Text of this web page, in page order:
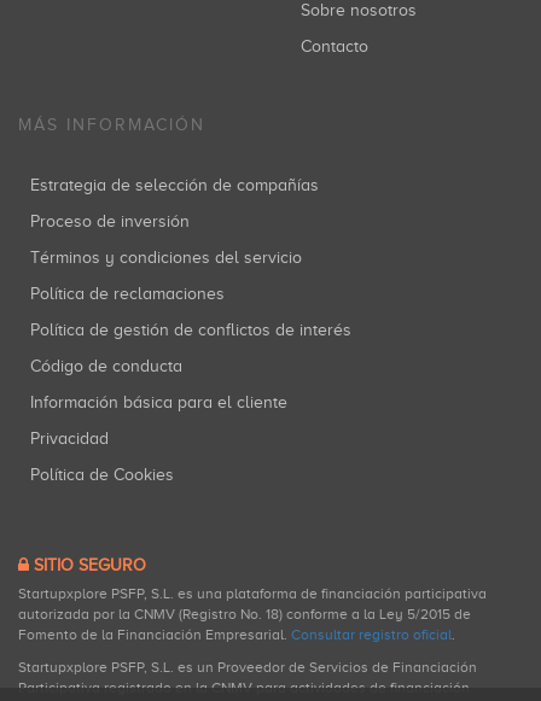
Sobre nosotros
Contacto
MÁS INFORMACIÓN
Estrategia de selección de compañías
Proceso de inversión
Términos y condiciones del servicio
Política de reclamaciones
Política de gestión de conflictos de interés
Código de conducta
Información básica para el cliente
Privacidad
Política de Cookies
SITIO SEGURO
Startupxplore PSFP, S.L. es una plataforma de financiación participativa
autorizada por la CNMV (Registro No. 18) conforme a la Ley 5/2015 de
Fomento de la Financiación Empresarial. Consultar registro oficial.
Startupxplore PSFP, S.L. es un Proveedor de Servicios de Financiación
Participativa registrado en la CNMV para actividades de financiación